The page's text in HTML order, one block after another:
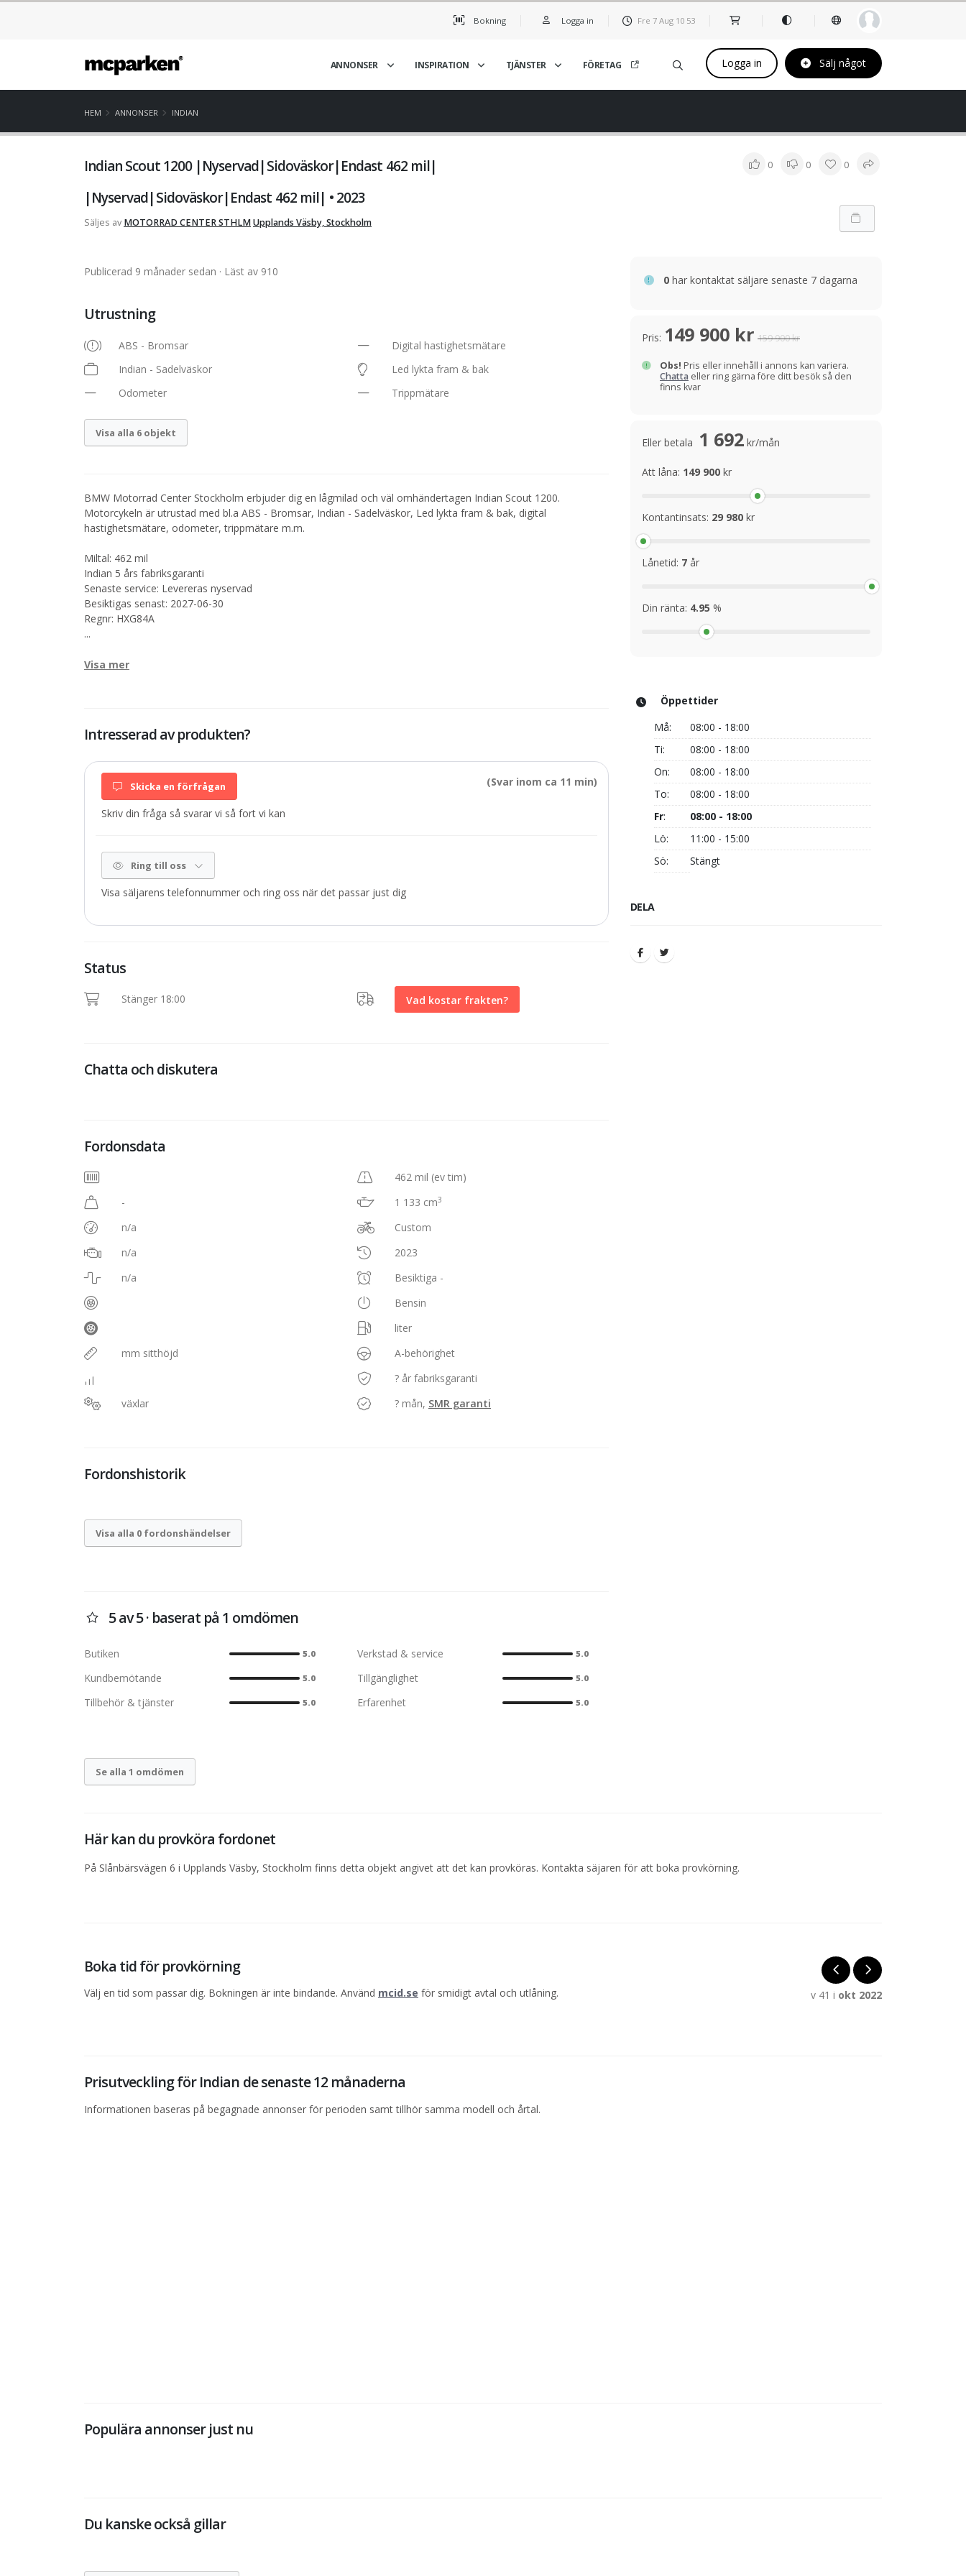
Bokning Logga in Fre 7 Aug 10 53
ANNONSER INSPIRATION TJÄNSTER FÖRETAG Logga in Sälj något
HEM ANNONSER INDIAN
Indian Scout 1200 |Nyservad|Sidoväskor|Endast 462 mil|
|Nyservad|Sidoväskor|Endast 462 mil| • 2023
0 0 0
Säljes av MOTORRAD CENTER STHLMUpplands Väsby, Stockholm
Publicerad 9 månader sedan · Läst av 910
Utrustning
ABS - Bromsar
Digital hastighetsmätare
Indian - Sadelväskor
Led lykta fram & bak
Odometer
Trippmätare
Visa alla 6 objekt
BMW Motorrad Center Stockholm erbjuder dig en lågmilad och väl omhändertagen Indian Scout 1200.
Motorcykeln är utrustad med bl.a ABS - Bromsar, Indian - Sadelväskor, Led lykta fram & bak, digital
hastighetsmätare, odometer, trippmätare m.m.
Miltal: 462 mil
Indian 5 års fabriksgaranti
Senaste service: Levereras nyservad
Besiktigas senast: 2027-06-30
Regnr: HXG84A
...
Visa mer
Intresserad av produkten?
Skicka en förfrågan (Svar inom ca 11 min)
Skriv din fråga så svarar vi så fort vi kan
Ring till oss
Visa säljarens telefonnummer och ring oss när det passar just dig
Status
Stänger 18:00 Vad kostar frakten?
Chatta och diskutera
Fordonsdata
-
n/a
n/a
n/a
mm sitthöjd
växlar
462 mil (ev tim)
1 133 cm3
Custom
2023
Besiktiga -
Bensin
liter
A-behörighet
? år fabriksgaranti
? mån, SMR garanti
Fordonshistorik
Visa alla 0 fordonshändelser
5 av 5 · baserat på 1 omdömen
Butiken 5.0 Verkstad & service 5.0
Kundbemötande 5.0 Tillgänglighet 5.0
Tillbehör & tjänster 5.0 Erfarenhet 5.0
Se alla 1 omdömen
0 har kontaktat säljare senaste 7 dagarna
Pris: 149 900 kr 159 900 kr
Obs! Pris eller innehåll i annons kan variera.
Chatta eller ring gärna före ditt besök så den
finns kvar
Eller betala 1 692 kr/mån
Att låna: 149 900 kr
Kontantinsats: 29 980 kr
Lånetid: 7 år
Din ränta: 4.95 %
Öppettider
Må:
08:00 - 18:00
Ti:
08:00 - 18:00
On:
08:00 - 18:00
To:
08:00 - 18:00
Fr:
08:00 - 18:00
Lö:
11:00 - 15:00
Sö:
Stängt
DELA
Här kan du provköra fordonet
På Slånbärsvägen 6 i Upplands Väsby, Stockholm finns detta objekt angivet att det kan provköras. Kontakta säjaren för att boka provkörning.
Boka tid för provkörning
Välj en tid som passar dig. Bokningen är inte bindande. Använd mcid.se för smidigt avtal och utlåning. v 41 i okt 2022
Prisutveckling för Indian de senaste 12 månaderna
Informationen baseras på begagnade annonser för perioden samt tillhör samma modell och årtal.
Populära annonser just nu
Du kanske också gillar